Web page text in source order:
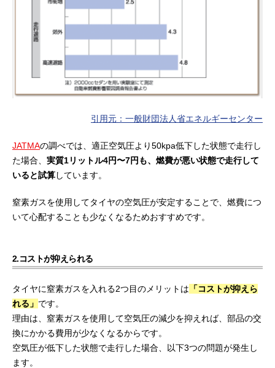
引用元：一般財団法人省エネルギーセンター
JATMAの調べでは、適正空気圧より50kpa低下した状態で走行し
た場合、 実質1リットル4円〜7円も、燃費が悪い状態で走行して
いると試算しています。
窒素ガスを使用してタイヤの空気圧が安定することで、燃費につ
いて心配することも少なくなるためおすすめです。
2.コストが抑えられる
タイヤに窒素ガスを入れる2つ目のメリットは 「コストが抑えら
れる」 です。
理由は、窒素ガスを使用して空気圧の減少を抑えれば、部品の交
換にかかる費用が少なくなるからです。
空気圧が低下した状態で走行した場合、以下3つの問題が発生し
ます。